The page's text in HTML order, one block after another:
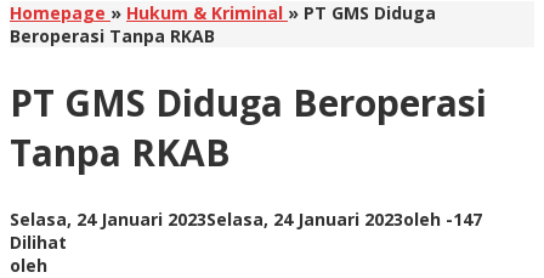
Homepage » Hukum & Kriminal » PT GMS Diduga
Beroperasi Tanpa RKAB
PT GMS Diduga Beroperasi
Tanpa RKAB
Selasa, 24 Januari 2023Selasa, 24 Januari 2023oleh -147
Dilihat
oleh